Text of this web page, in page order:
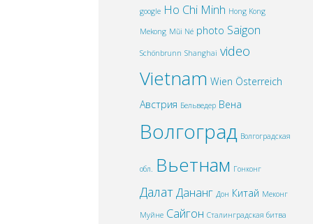
google Ho Chi Minh Hong Kong
Mekong Mũi Né photo Saigon
Schönbrunn Shanghai video
Vietnam Wien Österreich
Австрия Бельведер Вена
Волгоград Волгоградская
обл. Вьетнам Гонконг
ДалатДананг Дон Китай Меконг
Муйне Сайгон Сталинградская битва